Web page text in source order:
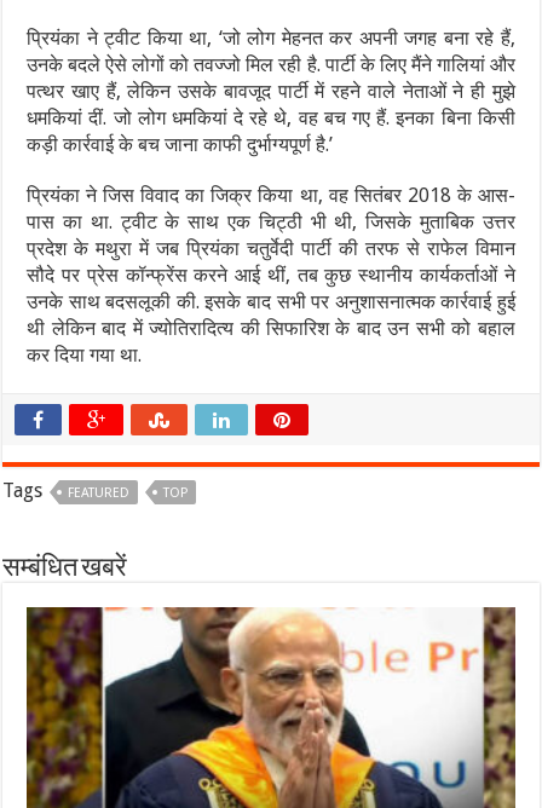
प्रियंका ने ट्वीट किया था, ‘जो लोग मेहनत कर अपनी जगह बना रहे हैं,
उनके बदले ऐसे लोगों को तवज्जो मिल रही है. पार्टी के लिए मैंने गालियां और
पत्थर खाए हैं, लेकिन उसके बावजूद पार्टी में रहने वाले नेताओं ने ही मुझे
धमकियां दीं. जो लोग धमकियां दे रहे थे, वह बच गए हैं. इनका बिना किसी
कड़ी कार्रवाई के बच जाना काफी दुर्भाग्यपूर्ण है.’
प्रियंका ने जिस विवाद का जिक्र किया था, वह सितंबर 2018 के आस-
पास का था. ट्वीट के साथ एक चिट्ठी भी थी, जिसके मुताबिक उत्तर
प्रदेश के मथुरा में जब प्रियंका चतुर्वेदी पार्टी की तरफ से राफेल विमान
सौदे पर प्रेस कॉन्फ्रेंस करने आई थीं, तब कुछ स्थानीय कार्यकर्ताओं ने
उनके साथ बदसलूकी की. इसके बाद सभी पर अनुशासनात्मक कार्रवाई हुई
थी लेकिन बाद में ज्योतिरादित्य की सिफारिश के बाद उन सभी को बहाल
कर दिया गया था.
Tags FEATURED TOP
सम्बंधित खबरें